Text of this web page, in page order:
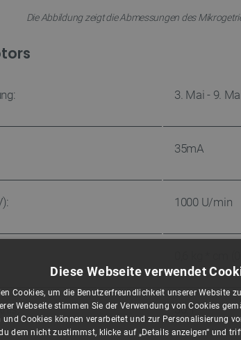
Die Abbildung zeigt die Abmessungen des
3. Mai - 9.
35mA
1000 U/min
30:1
Diese Webseite verwendet
Cookies, um die Benutzerfreundlichkeit unserer Website
Webseite stimmen Sie der Verwendung von Cookies
und Cookies können verarbeitet und zur Personalisierung
dem nicht zustimmst, klicke auf „Details anzeigen“ und